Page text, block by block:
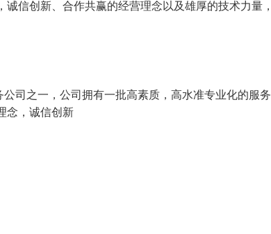
信创新、合作共赢的经营理念以及雄厚的技术力量
司之一，公司拥有一批高素质，高水准专业化的服
念，诚信创新